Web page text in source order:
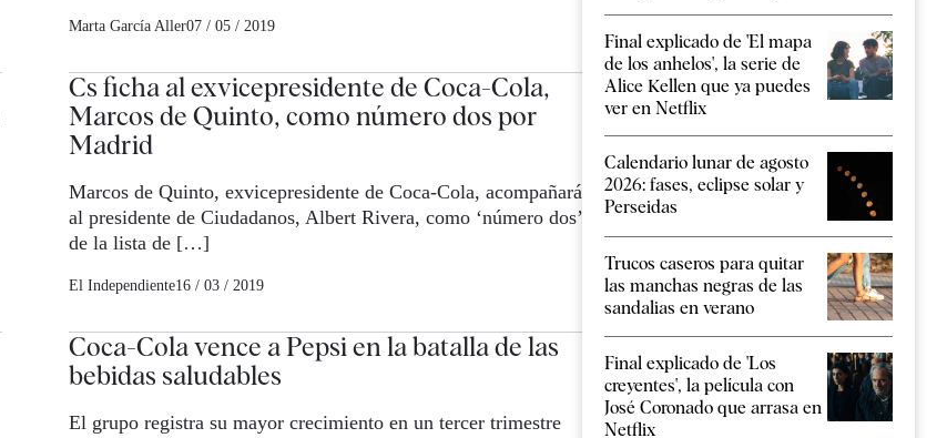
Marta García Aller07 / 05 / 2019
Cs ficha al exvicepresidente de Coca-Cola,
Marcos de Quinto, como número dos por
Madrid
Marcos de Quinto, exvicepresidente de Coca-Cola, acompañará
al presidente de Ciudadanos, Albert Rivera, como ‘número dos’
de la lista de […]
El Independiente16 / 03 / 2019
Coca-Cola vence a Pepsi en la batalla de las
bebidas saludables
El grupo registra su mayor crecimiento en un tercer trimestre
Final explicado de 'El mapa
de los anhelos', la serie de
Alice Kellen que ya puedes
ver en Netflix
Calendario lunar de agosto
2026: fases, eclipse solar y
Perseidas
Trucos caseros para quitar
las manchas negras de las
sandalias en verano
Final explicado de 'Los
creyentes', la película con
José Coronado que arrasa en
Netflix